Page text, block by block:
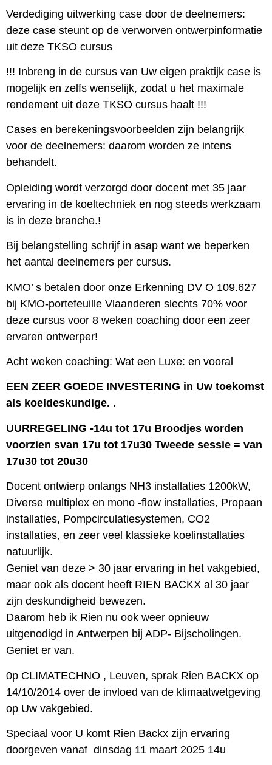
Verdediging uitwerking case door de deelnemers:
deze case steunt op de verworven ontwerpinformatie
uit deze TKSO cursus
!!! Inbreng in de cursus van Uw eigen praktijk case is
mogelijk en zelfs wenselijk, zodat u het maximale
rendement uit deze TKSO cursus haalt !!!
Cases en berekeningsvoorbeelden zijn belangrijk
voor de deelnemers: daarom worden ze intens
behandelt.
Opleiding wordt verzorgd door docent met 35 jaar
ervaring in de koeltechniek en nog steeds werkzaam
is in deze branche.!
Bij belangstelling schrijf in asap want we beperken
het aantal deelnemers per cursus.
KMO’ s betalen door onze Erkenning DV O 109.627
bij KMO-portefeuille Vlaanderen slechts 70% voor
deze cursus voor 8 weken coaching door een zeer
ervaren ontwerper!
Acht weken coaching: Wat een Luxe: en vooral
EEN ZEER GOEDE INVESTERING in Uw toekomst
als koeldeskundige. .
UURREGELING -14u tot 17u Broodjes worden
voorzien svan 17u tot 17u30 Tweede sessie = van
17u30 tot 20u30
Docent ontwierp onlangs NH3 installaties 1200kW,
Diverse multiplex en mono -flow installaties, Propaan
installaties, Pompcirculatiesystemen, CO2
installaties, en zeer veel klassieke koelinstallaties
natuurlijk.
Geniet van deze > 30 jaar ervaring in het vakgebied,
maar ook als docent heeft RIEN BACKX al 30 jaar
zijn deskundigheid bewezen.
Daarom heb ik Rien nu ook weer opnieuw
uitgenodigd in Antwerpen bij ADP- Bijscholingen.
Geniet er van.
0p CLIMATECHNO , Leuven, sprak Rien BACKX op
14/10/2014 over de invloed van de klimaatwetgeving
op Uw vakgebied.
Speciaal voor U komt Rien Backx zijn ervaring
doorgeven vanaf dinsdag 11 maart 2025 14u